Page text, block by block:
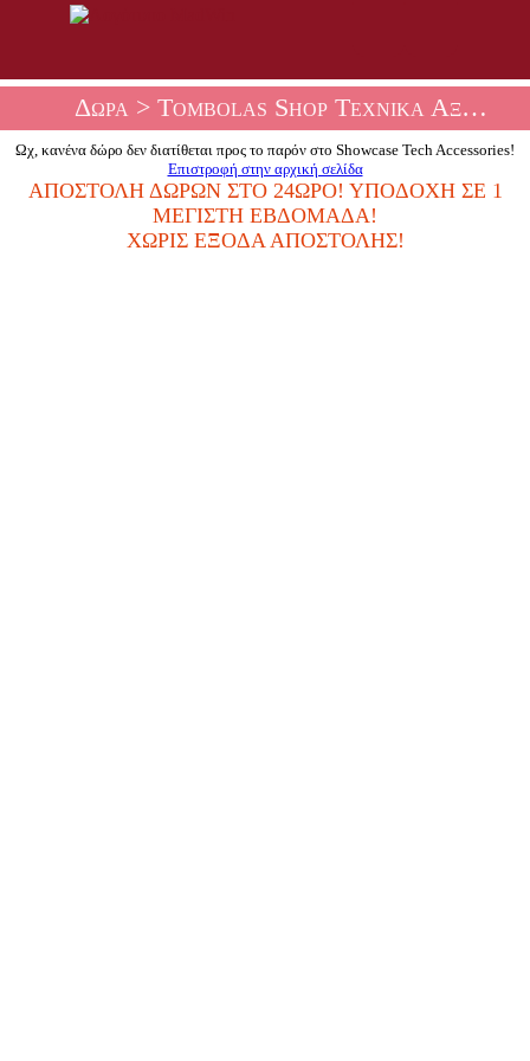
Δώρα> Tombolas Shop Τεχνικά Αξεσουάρ
Ωχ, κανένα δώρο δεν διατίθεται προς το παρόν στο Showcase Tech Accessories!
Επιστροφή στην αρχική σελίδα
ΑΠΟΣΤΟΛΉ ΔΏΡΩΝ ΣΤΟ 24ΩΡΟ! ΥΠΟΔΟΧΉ ΣΕ 1
ΜΈΓΙΣΤΗ ΕΒΔΟΜΆΔΑ!
ΧΩΡΊΣ ΈΞΟΔΑ ΑΠΟΣΤΟΛΉΣ!